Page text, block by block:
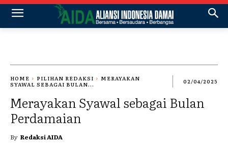
HOME PILIHAN REDAKSI
MERAYAKAN
SYAWAL SEBAGAI BULAN...
02/04/2025
Merayakan Syawal sebagai Bulan
Perdamaian
By Redaksi AIDA